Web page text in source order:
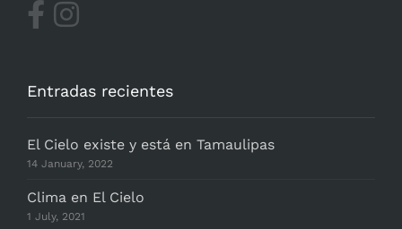
Entradas recientes
El Cielo existe y está en Tamaulipas
14 January, 2022
Clima en El Cielo
1 July, 2021